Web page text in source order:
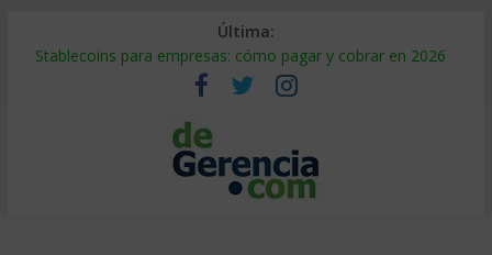
Última:
Stablecoins para empresas: cómo pagar y cobrar en 2026
Despido silencioso: qué es y por qué sale tan caro
IA en selección de personal: cómo auditarla a tiempo
Trabajo forzoso en la cadena de suministro: qué hacer
Mercado hispano de EE. UU.: cómo segmentarlo y venderle